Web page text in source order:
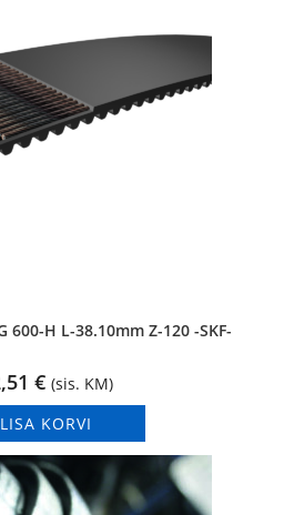
600-H L-38.10mm Z-120 -SKF-
€ (sis. KM)
LISA KORVI